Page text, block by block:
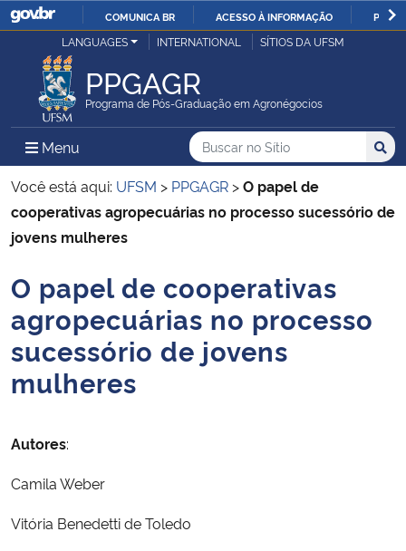
IR
COMUNICA BR ACESSO À INFORMAÇÃO
Ministério da Justiça e Segurança Pública
Ministério da Defesa
Ministério das Relações Exteriores
Ministério da Economia
Ministério da Infraestrutura
Ministério da Agricultura, Pecuária e Abastecimento
Ministério da Educação
Ministério de Minas e Energia
LANGUAGES INTERNATIONAL SÍTIOS DA UFSM
PPGAGR
Programa de Pós-Graduação em Agronégocios
Menu Menu Principal do Sítio
Busca
Buscar no no Sítio
Busca:
Você está aqui: UFSM > PPGAGR >O papel de
cooperativas agropecuárias no processo sucessório de
jovens mulheres
Início do conteúdo
O papel de cooperativas
agropecuárias no processo
sucessório de jovens
mulheres
Autores:
Camila Weber
Vitória Benedetti de Toledo